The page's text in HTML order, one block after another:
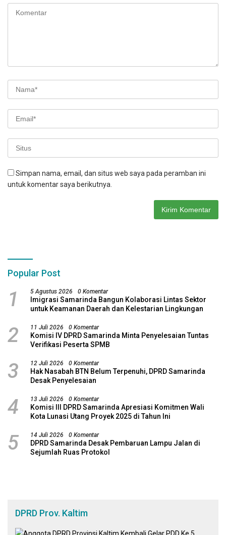
Simpan nama, email, dan situs web saya pada peramban ini
untuk komentar saya berikutnya.
Popular Post
1 5 Agustus 2026 0 Komentar
Imigrasi Samarinda Bangun Kolaborasi Lintas Sektor
untuk Keamanan Daerah dan Kelestarian Lingkungan
2 11 Juli 2026 0 Komentar
Komisi IV DPRD Samarinda Minta Penyelesaian Tuntas
Verifikasi Peserta SPMB
3 12 Juli 2026 0 Komentar
Hak Nasabah BTN Belum Terpenuhi, DPRD Samarinda
Desak Penyelesaian
4 13 Juli 2026 0 Komentar
Komisi III DPRD Samarinda Apresiasi Komitmen Wali
Kota Lunasi Utang Proyek 2025 di Tahun Ini
5 14 Juli 2026 0 Komentar
DPRD Samarinda Desak Pembaruan Lampu Jalan di
Sejumlah Ruas Protokol
DPRD Prov. Kaltim